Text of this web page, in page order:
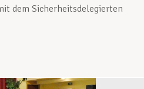
dem Sicherheitsdelegierten